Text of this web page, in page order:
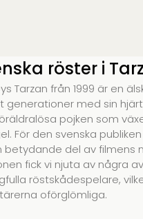
röster i
Tarzan från 1999 är en
generationer med sin
pojken som
För den svenska
betydande del av filmens
fick vi njuta av några
röstskådespelare,
oförglömliga.